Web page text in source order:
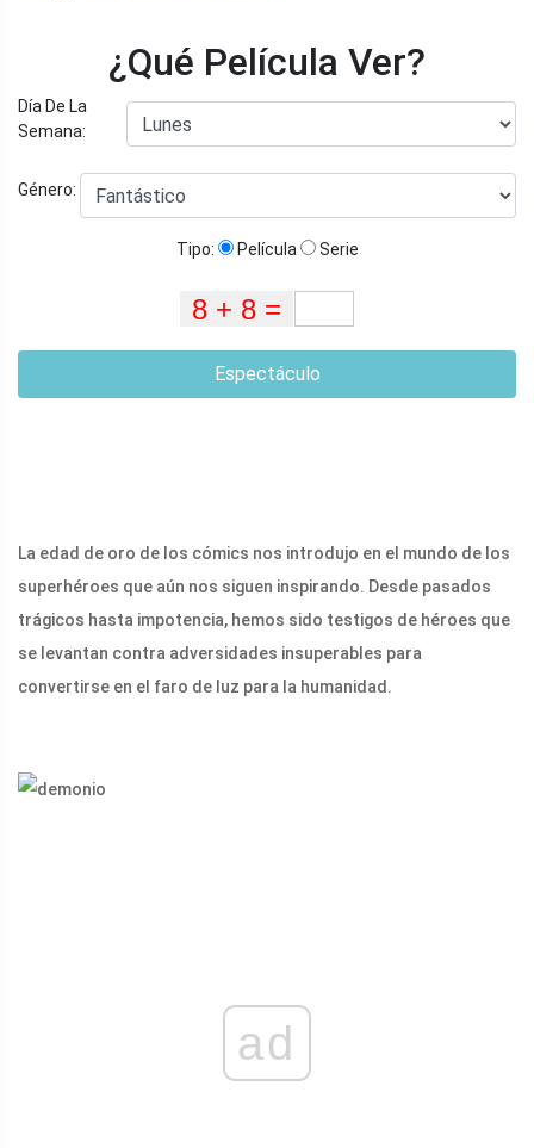
¿Qué Película Ver?
Día De La
Semana:
Género:
Tipo: Película Serie
Espectáculo
La edad de oro de los cómics nos introdujo en el mundo de los
superhéroes que aún nos siguen inspirando. Desde pasados ​​
trágicos hasta impotencia, hemos sido testigos de héroes que
se levantan contra adversidades insuperables para
convertirse en el faro de luz para la humanidad.
ad